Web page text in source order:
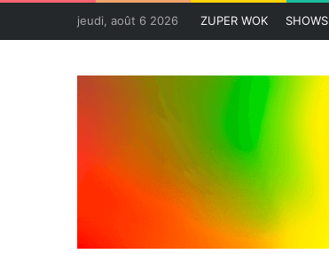
jeudi, août 6 2026 ZUPER WOK SHOWS